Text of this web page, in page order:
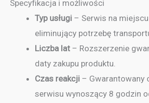
Specyfikacja i możliwości
Typ usługi – Serwis na
eliminujący potrzebę
Liczba lat – Rozszerzenie
daty zakupu produktu.
Czas reakcji – Gwarantowany
serwisu wynoszący 8 godzin